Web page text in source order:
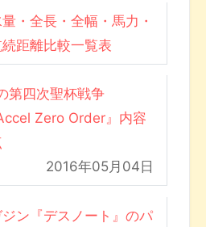
・全長・全幅・馬力・
距離比較一覧表
第四次聖杯戦争
Zero Order』内容
2016年05月04日
ン『デスノート』のパ